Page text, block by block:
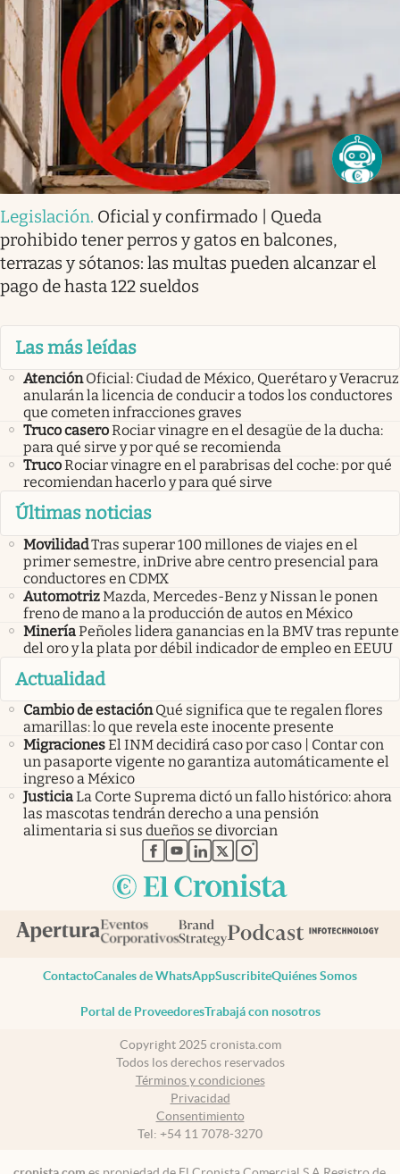
Legislación. Oficial y confirmado | Queda
prohibido tener perros y gatos en balcones,
terrazas y sótanos: las multas pueden alcanzar el
pago de hasta 122 sueldos
Las más leídas
Atención Oficial: Ciudad de México, Querétaro y Veracruz
anularán la licencia de conducir a todos los conductores
que cometen infracciones graves
Truco caseroRociar vinagre en el desagüe de la ducha:
para qué sirve y por qué se recomienda
TrucoRociar vinagre en el parabrisas del coche: por qué
recomiendan hacerlo y para qué sirve
Últimas noticias
MovilidadTras superar 100 millones de viajes en el
primer semestre, inDrive abre centro presencial para
conductores en CDMX
AutomotrizMazda, Mercedes-Benz y Nissan le ponen
freno de mano a la producción de autos en México
MineríaPeñoles lidera ganancias en la BMV tras repunte
del oro y la plata por débil indicador de empleo en EEUU
Actualidad
Cambio de estación Qué significa que te regalen flores
amarillas: lo que revela este inocente presente
MigracionesEl INM decidirá caso por caso | Contar con
un pasaporte vigente no garantiza automáticamente el
ingreso a México
JusticiaLa Corte Suprema dictó un fallo histórico: ahora
las mascotas tendrán derecho a una pensión
alimentaria si sus dueños se divorcian
abre en nueva pestaña
abre en nueva pestaña
abre en nueva pestaña
abre en nueva pestaña
abre en nueva pestaña
ContactoCanales de WhatsAppSuscribiteQuiénes Somos
Portal de ProveedoresTrabajá con nosotros
Copyright 2025 cronista.com
Todos los derechos reservados
Términos y condiciones
Privacidad
Consentimiento
Tel: +54 11 7078-3270